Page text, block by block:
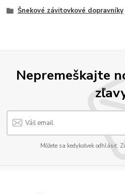
Šnekové závitovkové dopravníky
Nepremeškajte
Môžete sa kedykoľvek odhlásiť.